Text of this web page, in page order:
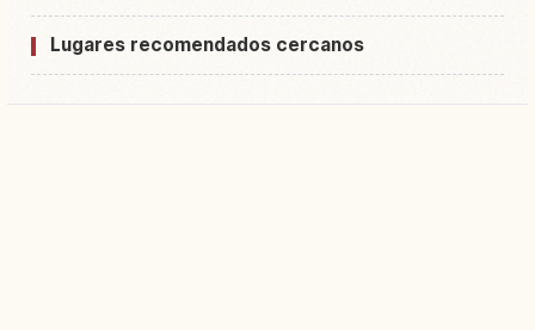
Lugares recomendados cercanos